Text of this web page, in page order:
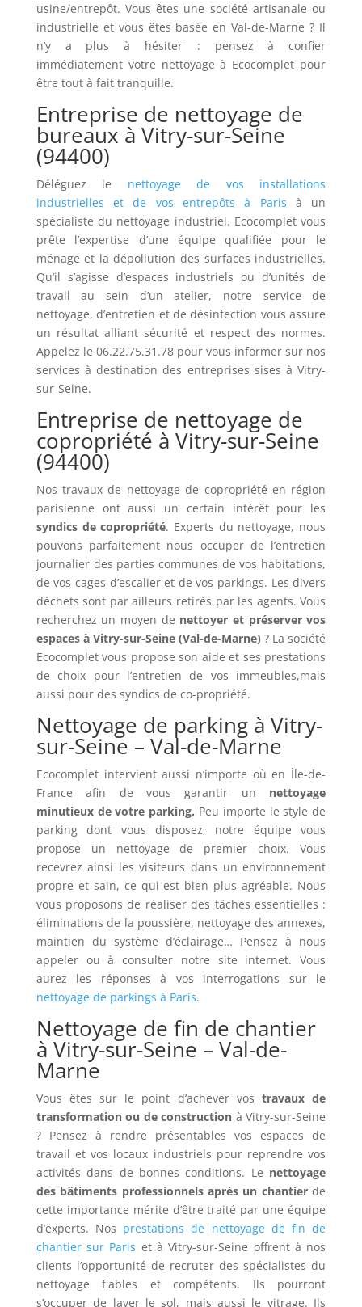
usine/entrepôt. Vous êtes une société artisanale ou
industrielle et vous êtes basée en Val-de-Marne ? Il
n’y a plus à hésiter : pensez à confier
immédiatement votre nettoyage à Ecocomplet pour
être tout à fait tranquille.
Entreprise de nettoyage de
bureaux à Vitry-sur-Seine
(94400)
Déléguez le nettoyage de vos installations
industrielles et de vos entrepôts à Paris à un
spécialiste du nettoyage industriel. Ecocomplet vous
prête l’expertise d’une équipe qualifiée pour le
ménage et la dépollution des surfaces industrielles.
Qu’il s’agisse d’espaces industriels ou d’unités de
travail au sein d’un atelier, notre service de
nettoyage, d’entretien et de désinfection vous assure
un résultat alliant sécurité et respect des normes.
Appelez le 06.22.75.31.78 pour vous informer sur nos
services à destination des entreprises sises à Vitry-
sur-Seine.
Entreprise de nettoyage de
copropriété à Vitry-sur-Seine
(94400)
Nos travaux de nettoyage de copropriété en région
parisienne ont aussi un certain intérêt pour les
syndics de copropriété. Experts du nettoyage, nous
pouvons parfaitement nous occuper de l’entretien
journalier des parties communes de vos habitations,
de vos cages d’escalier et de vos parkings. Les divers
déchets sont par ailleurs retirés par les agents. Vous
recherchez un moyen de nettoyer et préserver vos
espaces à Vitry-sur-Seine (Val-de-Marne) ? La société
Ecocomplet vous propose son aide et ses prestations
de choix pour l’entretien de vos immeubles,mais
aussi pour des syndics de co-propriété.
Nettoyage de parking à Vitry-
sur-Seine – Val-de-Marne
Ecocomplet intervient aussi n’importe où en Île-de-
France afin de vous garantir un nettoyage
minutieux de votre parking. Peu importe le style de
parking dont vous disposez, notre équipe vous
propose un nettoyage de premier choix. Vous
recevrez ainsi les visiteurs dans un environnement
propre et sain, ce qui est bien plus agréable. Nous
vous proposons de réaliser des tâches essentielles :
éliminations de la poussière, nettoyage des annexes,
maintien du système d’éclairage… Pensez à nous
appeler ou à consulter notre site internet. Vous
aurez les réponses à vos interrogations sur le
nettoyage de parkings à Paris.
Nettoyage de fin de chantier
à Vitry-sur-Seine – Val-de-
Marne
Vous êtes sur le point d’achever vostravaux de
transformation ou de construction à Vitry-sur-Seine
? Pensez à rendre présentables vos espaces de
travail et vos locaux industriels pour reprendre vos
activités dans de bonnes conditions. Le nettoyage
des bâtiments professionnels après un chantierde
cette importance mérite d’être traité par une équipe
d’experts. Nos prestations de nettoyage de fin de
chantier sur Paris et à Vitry-sur-Seine offrent à nos
clients l’opportunité de recruter des spécialistes du
nettoyage fiables et compétents. Ils pourront
s’occuper de laver le sol, mais aussi le vitrage. Ils